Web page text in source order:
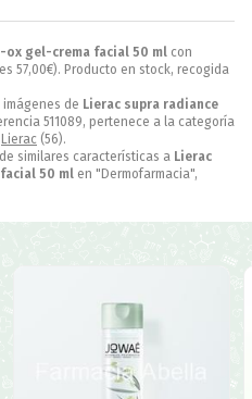
ox gel-crema facial 50 ml con
57,00€). Producto en stock, recogida
de Lierac supra radiance
511089, pertenece a la categoría
Lierac (56).
similares características a Lierac
50 ml en "Dermofarmacia",